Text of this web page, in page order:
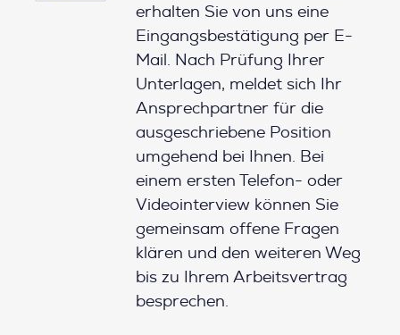
erhalten Sie von uns eine
Eingangsbestätigung per E-
Mail. Nach Prüfung Ihrer
Unterlagen, meldet sich Ihr
Ansprechpartner für die
ausgeschriebene Position
umgehend bei Ihnen. Bei
einem ersten Telefon- oder
Videointerview können Sie
gemeinsam offene Fragen
klären und den weiteren Weg
bis zu Ihrem Arbeitsvertrag
besprechen.